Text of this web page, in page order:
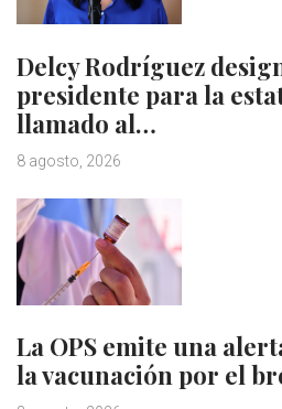
Delcy Rodríguez
presidente para la
llamado al…
8 agosto, 2026
La OPS emite una
la vacunación por el